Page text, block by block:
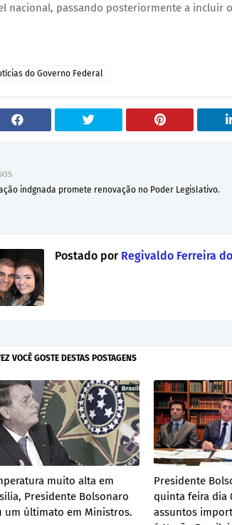
nacional, passando posteriormente a incluir
do Governo Federal
indgnada promete renovação no Poder Legislativo.
Postado porRegivaldo Ferreira
VOCÊ GOSTE DESTAS POSTAGENS
muito alta em
Presidente Bolsonaro
um últimato em Ministros.
Presidente
quinta feira dia
assuntos